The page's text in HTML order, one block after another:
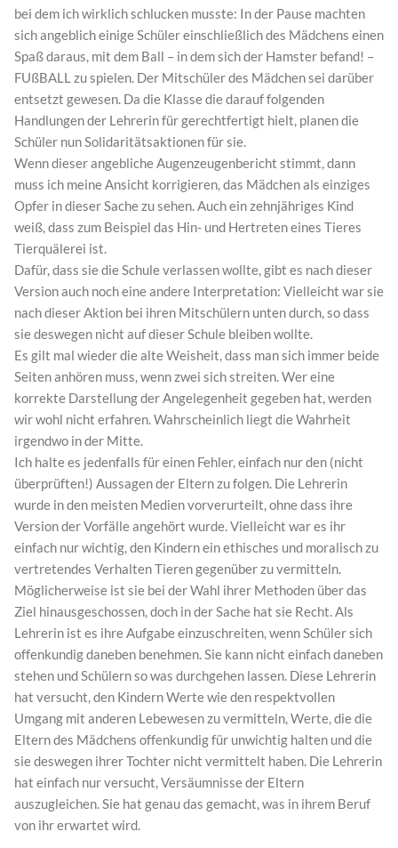
bei dem ich wirklich schlucken musste: In der Pause machten
sich angeblich einige Schüler einschließlich des Mädchens einen
Spaß daraus, mit dem Ball – in dem sich der Hamster befand! –
FUßBALL zu spielen. Der Mitschüler des Mädchen sei darüber
entsetzt gewesen. Da die Klasse die darauf folgenden
Handlungen der Lehrerin für gerechtfertigt hielt, planen die
Schüler nun Solidaritätsaktionen für sie.
Wenn dieser angebliche Augenzeugenbericht stimmt, dann
muss ich meine Ansicht korrigieren, das Mädchen als einziges
Opfer in dieser Sache zu sehen. Auch ein zehnjähriges Kind
weiß, dass zum Beispiel das Hin- und Hertreten eines Tieres
Tierquälerei ist.
Dafür, dass sie die Schule verlassen wollte, gibt es nach dieser
Version auch noch eine andere Interpretation: Vielleicht war sie
nach dieser Aktion bei ihren Mitschülern unten durch, so dass
sie deswegen nicht auf dieser Schule bleiben wollte.
Es gilt mal wieder die alte Weisheit, dass man sich immer beide
Seiten anhören muss, wenn zwei sich streiten. Wer eine
korrekte Darstellung der Angelegenheit gegeben hat, werden
wir wohl nicht erfahren. Wahrscheinlich liegt die Wahrheit
irgendwo in der Mitte.
Ich halte es jedenfalls für einen Fehler, einfach nur den (nicht
überprüften!) Aussagen der Eltern zu folgen. Die Lehrerin
wurde in den meisten Medien vorverurteilt, ohne dass ihre
Version der Vorfälle angehört wurde. Vielleicht war es ihr
einfach nur wichtig, den Kindern ein ethisches und moralisch zu
vertretendes Verhalten Tieren gegenüber zu vermitteln.
Möglicherweise ist sie bei der Wahl ihrer Methoden über das
Ziel hinausgeschossen, doch in der Sache hat sie Recht. Als
Lehrerin ist es ihre Aufgabe einzuschreiten, wenn Schüler sich
offenkundig daneben benehmen. Sie kann nicht einfach daneben
stehen und Schülern so was durchgehen lassen. Diese Lehrerin
hat versucht, den Kindern Werte wie den respektvollen
Umgang mit anderen Lebewesen zu vermitteln, Werte, die die
Eltern des Mädchens offenkundig für unwichtig halten und die
sie deswegen ihrer Tochter nicht vermittelt haben. Die Lehrerin
hat einfach nur versucht, Versäumnisse der Eltern
auszugleichen. Sie hat genau das gemacht, was in ihrem Beruf
von ihr erwartet wird.